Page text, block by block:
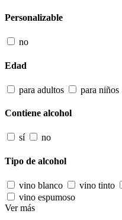
Personalizable
no
Edad
para adultos para niños
Contiene alcohol
sí no
Tipo de alcohol
vino blanco vino tinto
vino espumoso
Ver más